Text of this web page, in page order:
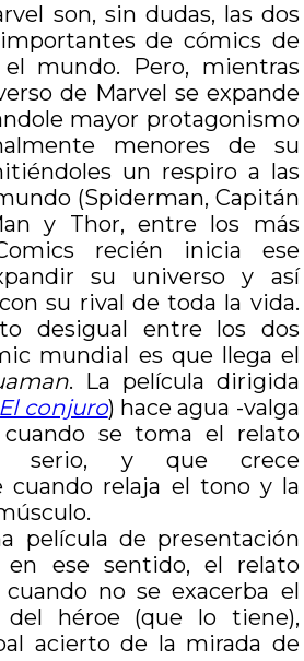
son, sin dudas, las dos
de cómics de
mundo. Pero, mientras
de Marvel se expande
mayor protagonismo
menores de su
un respiro a las
(Spiderman, Capitán
y Thor, entre los más
recién inicia ese
su universo y así
su rival de toda la vida.
desigual entre los dos
mundial es que llega el
. La película dirigida
El conjuro) hace agua -valga
cuando se toma el relato
serio, y que crece
cuando relaja el tono y la
película de presentación
en ese sentido, el relato
no se exacerba el
del héroe (que lo tiene),
acierto de la mirada de